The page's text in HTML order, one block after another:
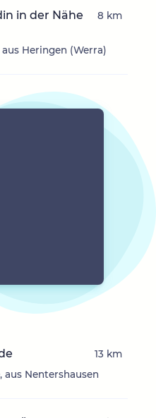
in der Nähe
Heringen (Werra)
8 km
aus Nentershausen
13 km